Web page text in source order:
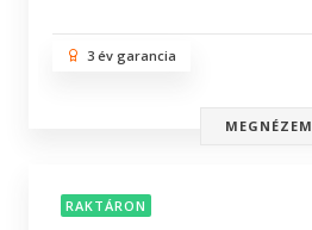
3 év garancia
MEGNÉZEM
RAKTÁRON